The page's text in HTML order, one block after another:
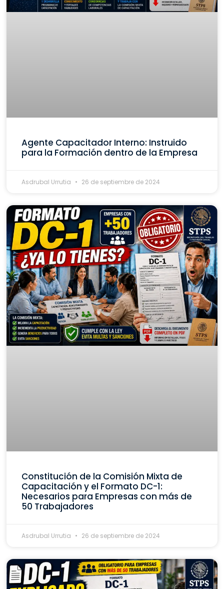
Agente Capacitador Interno: Instruido
para la Formación dentro de la Empresa
Asdrubal Urrutia 26 de septiembre de 2024
Constitución de la Comisión Mixta de
Capacitación y el Formato DC-1:
Necesarios para Empresas con más de
50 Trabajadores
Asdrubal Urrutia 26 de septiembre de 2024